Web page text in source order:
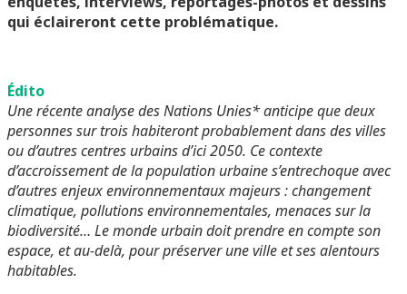
qui éclaireront cette problématique.
Édito
Une récente analyse des Nations Unies* anticipe que deux
personnes sur trois habiteront probablement dans des villes
ou d’autres centres urbains d’ici 2050. Ce contexte
d’accroissement de la population urbaine s’entrechoque avec
d’autres enjeux environnementaux majeurs : changement
climatique, pollutions environnementales, menaces sur la
biodiversité… Le monde urbain doit prendre en compte son
espace, et au-delà, pour préserver une ville et ses alentours
habitables.